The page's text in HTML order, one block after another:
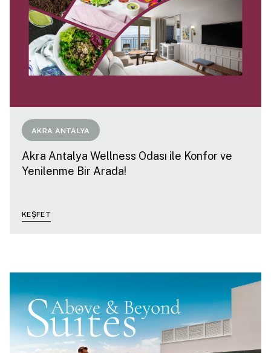
AKRA ANTALYA
Akra Antalya Wellness Odası ile Konfor ve
Yenilenme Bir Arada!
KEŞFET